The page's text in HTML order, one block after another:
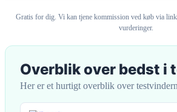
Gratis for dig. Vi kan tjene kommission ved køb via
vurderinger.
Overblik over bedst i
Her er et hurtigt overblik over